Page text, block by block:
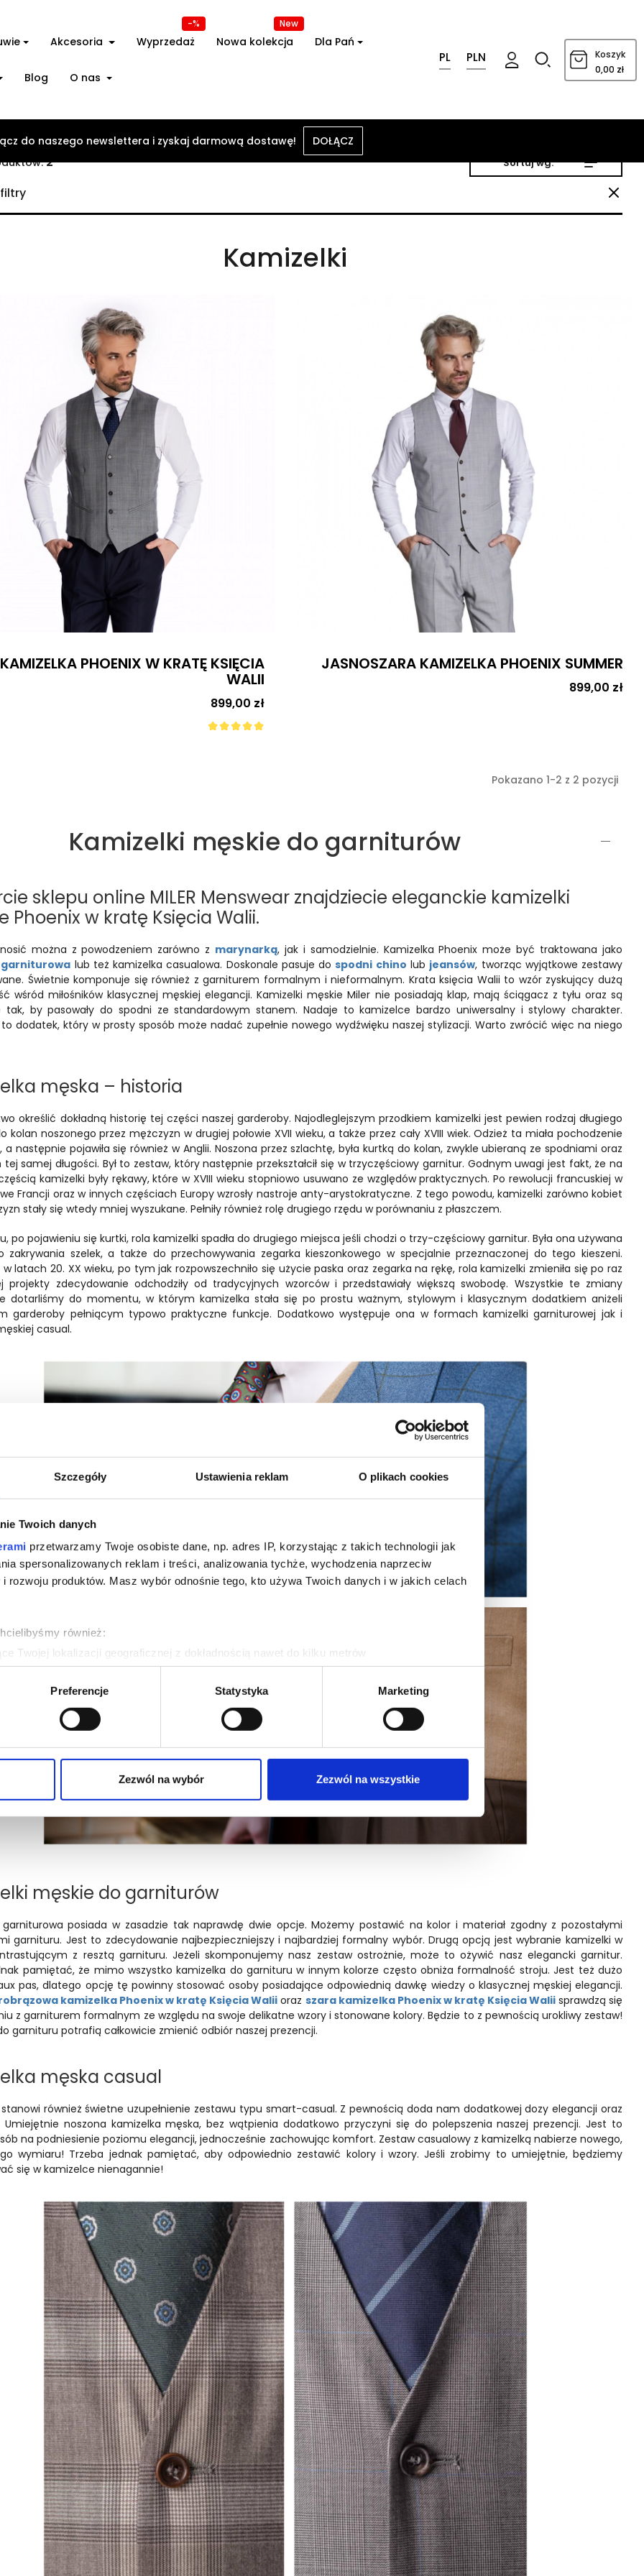
Szczegóły Ustawienia reklam O plikach cookies
Twoich danych
przetwarzamy Twoje osobiste dane, np. adres IP, korzystając z takich technologii jak
spersonalizowanych reklam i treści, analizowania tychże, wychodzenia naprzeciw
rozwoju produktów. Masz wybór odnośnie tego, kto używa Twoich danych i w jakich celach
również:
Twojej lokalizacji geograficznej z dokładnością nawet do kilku metrów
aktywnie analizując charakteryzującego je zbiory danych (fingerprinting, czyli
tego, jak Twoje osobiste dane są przetwarzane oraz ustaw własne preferencje wsekcji
cookie możesz zmienić lub wycofać swoją zgodę w dowolnej chwili.
spersonalizowania treści i reklam, aby oferować funkcje społecznościowe i analizować
o tym, jak korzystasz z naszej witryny, udostępniamy partnerom społecznościowym,
Preferencje Statystyka Marketing
Zezwól na wybór Zezwól na wszystkie
Akcesoria Wyprzedaż
-%
Nowa kolekcja
New
Dla Pań
Blog O nas
PL PLN Koszyk
0,00 zł
Odzież Kamizelki
2 Sortuj wg:
Kamizelki
PHOENIX W KRATĘ KSIĘCIA
WALII
Cena
899,00 zł
JASNOSZARA KAMIZELKA PHOENIX SUMMER
Cena
899,00 zł
Pokazano 1-2 z 2 pozycji
Kamizelki męskie do garniturów
sklepu online MILER Menswear znajdziecie eleganckie kamizelki
Phoenix w kratę Księcia Walii.
można z powodzeniem zarówno z marynarką, jak i samodzielnie. Kamizelka Phoenix może być traktowana jako
garniturowa lub też kamizelka casualowa. Doskonale pasuje dospodni chino lub jeansów, tworząc wyjątkowe zestawy
Świetnie komponuje się również z garniturem formalnym i nieformalnym. Krata księcia Walii to wzór zyskujący dużą
wśród miłośników klasycznej męskiej elegancji. Kamizelki męskie Miler nie posiadają klap, mają ściągacz z tyłu oraz są
tak, by pasowały do spodni ze standardowym stanem. Nadaje to kamizelce bardzo uniwersalny i stylowy charakter.
dodatek, który w prosty sposób może nadać zupełnie nowego wydźwięku naszej stylizacji. Warto zwrócić więc na niego
męska – historia
określić dokładną historię tej części naszej garderoby. Najodleglejszym przodkiem kamizelki jest pewien rodzaj długiego
kolan noszonego przez mężczyzn w drugiej połowie XVII wieku, a także przez cały XVIII wiek. Odzież ta miała pochodzenie
a następnie pojawiła się również w Anglii. Noszona przez szlachtę, była kurtką do kolan, zwykle ubieraną ze spodniami oraz
tej samej długości. Był to zestaw, który następnie przekształcił się w trzyczęściowy garnitur. Godnym uwagi jest fakt, że na
kamizelki były rękawy, które w XVIII wieku stopniowo usuwano ze względów praktycznych. Po rewolucji francuskiej w
we Francji oraz w innych częściach Europy wzrosły nastroje anty-arystokratyczne. Z tego powodu, kamizelki zarówno kobiet
stały się wtedy mniej wyszukane. Pełniły również rolę drugiego rzędu w porównaniu z płaszczem.
po pojawieniu się kurtki, rola kamizelki spadła do drugiego miejsca jeśli chodzi o trzy-częściowy garnitur. Była ona używana
zakrywania szelek, a także do przechowywania zegarka kieszonkowego w specjalnie przeznaczonej do tego kieszeni.
latach 20. XX wieku, po tym jak rozpowszechniło się użycie paska oraz zegarka na rękę, rola kamizelki zmieniła się po raz
projekty zdecydowanie odchodziły od tradycyjnych wzorców i przedstawiały większą swobodę. Wszystkie te zmiany
dotarliśmy do momentu, w którym kamizelka stała się po prostu ważnym, stylowym i klasycznym dodatkiem aniżeli
garderoby pełniącym typowo praktyczne funkcje. Dodatkowo występuje ona w formach kamizelki garniturowej jak i
casual.
męskie do garniturów
garniturowa posiada w zasadzie tak naprawdę dwie opcje. Możemy postawić na kolor i materiał zgodny z pozostałymi
garnituru. Jest to zdecydowanie najbezpieczniejszy i najbardziej formalny wybór. Drugą opcją jest wybranie kamizelki w
z resztą garnituru. Jeżeli skomponujemy nasz zestaw ostrożnie, może to ożywić nasz elegancki garnitur.
pamiętać, że mimo wszystko kamizelka do garnituru w innym kolorze często obniża formalność stroju. Jest też dużo
pas, dlatego opcję tę powinny stosować osoby posiadające odpowiednią dawkę wiedzy o klasycznej męskiej elegancji.
kamizelka Phoenix w kratę Księcia Walii oraz szara kamizelka Phoenix w kratę Księcia Waliisprawdzą się
z garniturem formalnym ze względu na swoje delikatne wzory i stonowane kolory. Będzie to z pewnością urokliwy zestaw!
garnituru potrafią całkowicie zmienić odbiór naszej prezencji.
męska casual
również świetne uzupełnienie zestawu typu smart-casual. Z pewnością doda nam dodatkowej dozy elegancji oraz
Umiejętnie noszona kamizelka męska, bez wątpienia dodatkowo przyczyni się do polepszenia naszej prezencji. Jest to
na podniesienie poziomu elegancji, jednocześnie zachowując komfort. Zestaw casualowy z kamizelką nabierze nowego,
wymiaru! Trzeba jednak pamiętać, aby odpowiednio zestawić kolory i wzory. Jeśli zrobimy to umiejętnie, będziemy
się w kamizelce nienagannie!
do naszego newslettera i zyskaj darmową dostawę! DOŁĄCZ